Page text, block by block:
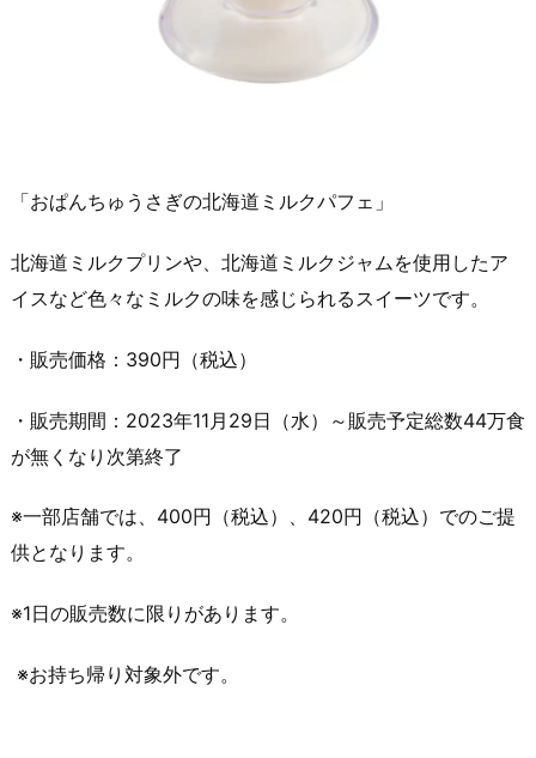
「おぱんちゅうさぎの北海道ミルクパフェ」
北海道ミルクプリンや、北海道ミルクジャムを使用したア
イスなど色々なミルクの味を感じられるスイーツです。
・販売価格：390円（税込）
・販売期間：2023年11月29日（水）～販売予定総数44万食
が無くなり次第終了
※一部店舗では、400円（税込）、420円（税込）でのご提
供となります。
※1日の販売数に限りがあります。
※お持ち帰り対象外です。